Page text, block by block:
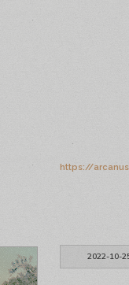
https://
2022-10-